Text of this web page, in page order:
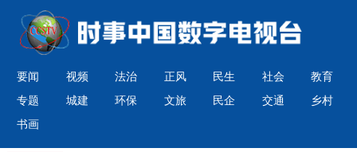
要闻 视频 法治 正风 民生 社会
教育
专题
城建 环保 文旅 民企 交通
乡村
书画